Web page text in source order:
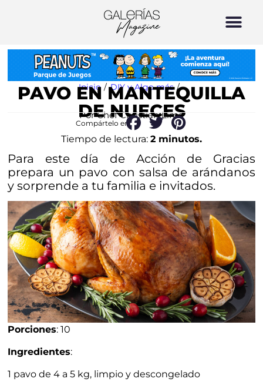
Inicio / DIY y Algo más /
PAVO EN MANTEQUILLA
DE NUECES
Por Chef Christian Lima
Compártelo en:
Tiempo de lectura: 2 minutos.
Para este día de Acción de Gracias
prepara un pavo con salsa de arándanos
y sorprende a tu familia e invitados.
Porciones: 10
Ingredientes:
1 pavo de 4 a 5 kg, limpio y descongelado